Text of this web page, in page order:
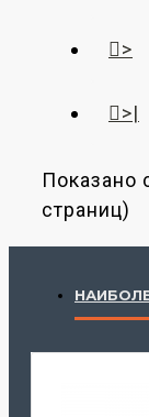
>
>|
Показано
страниц)